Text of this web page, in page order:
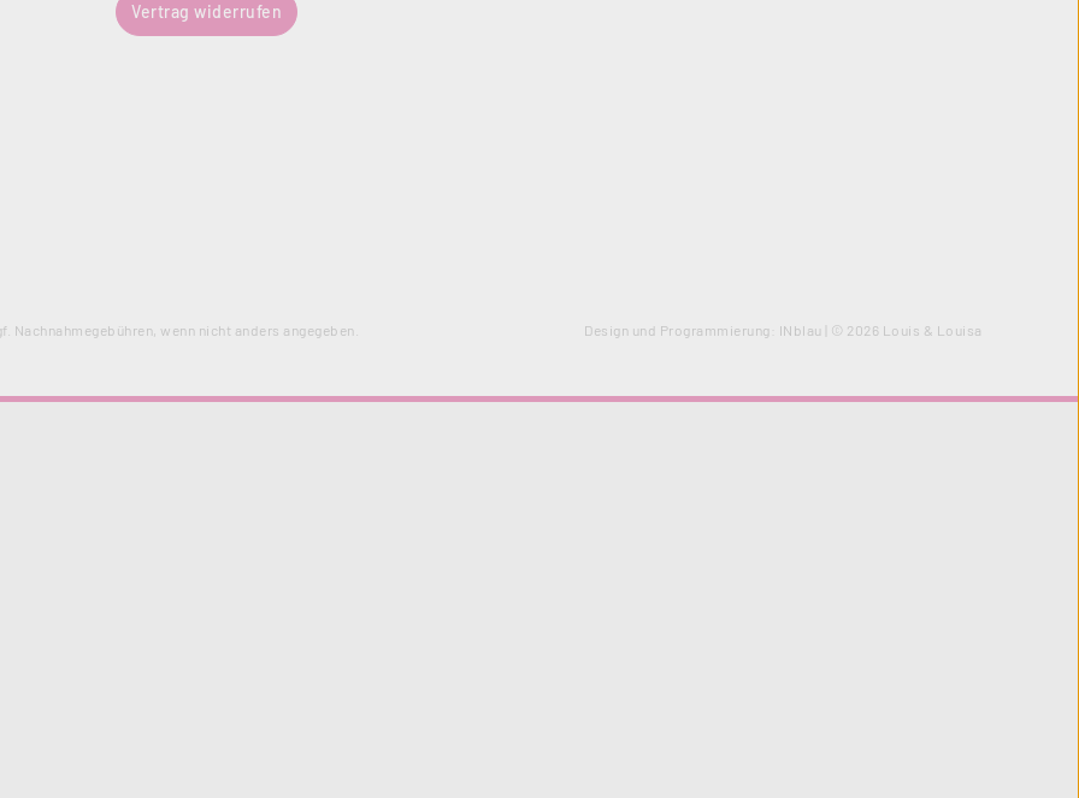
Vertrag widerrufen
Nachnahmegebühren, wenn nicht anders angegeben. Design und Programmierung: INblau | © 2026 Louis & Louisa